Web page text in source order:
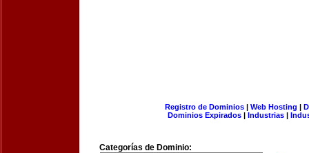
Registro de Dominios| Web Hosting |
Dominios Expirados | Industrias |
Categorías de Dominio: